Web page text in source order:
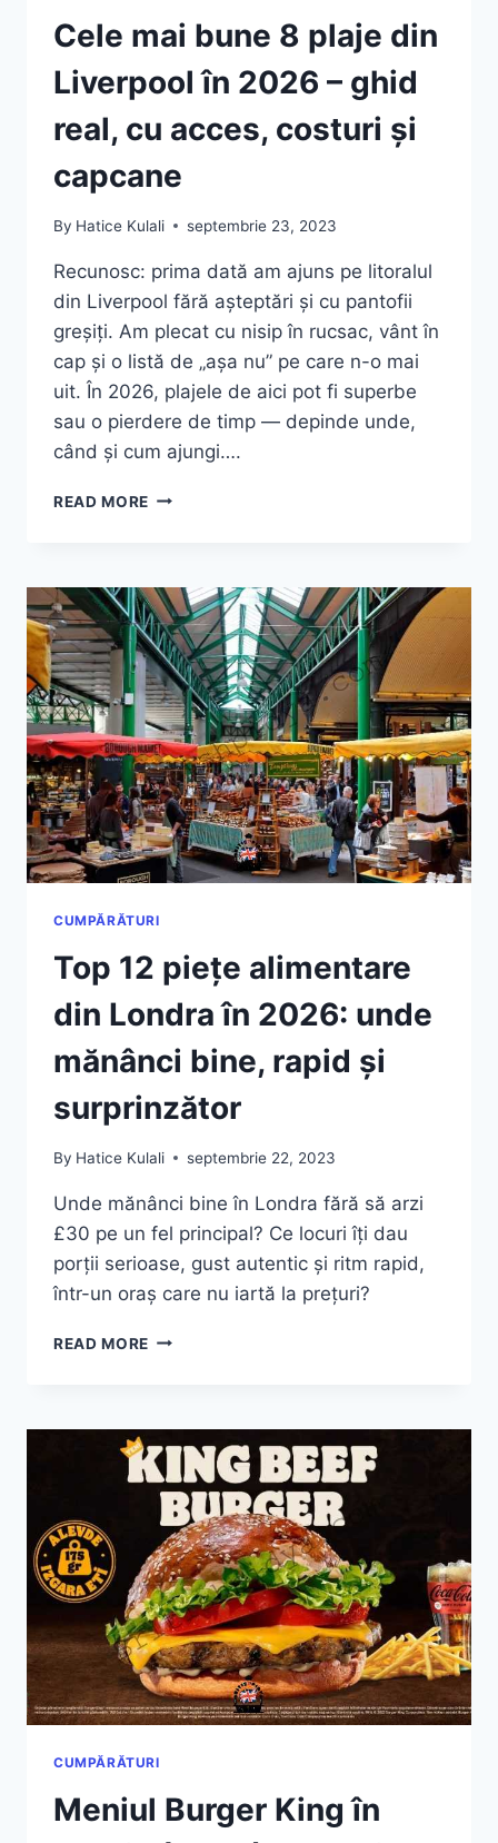
Cele mai bune 8 plaje din
Liverpool în 2026 – ghid
real, cu acces, costuri și
capcane
By Hatice Kulali septembrie 23, 2023
Recunosc: prima dată am ajuns pe litoralul
din Liverpool fără așteptări și cu pantofii
greșiți. Am plecat cu nisip în rucsac, vânt în
cap și o listă de „așa nu” pe care n-o mai
uit. În 2026, plajele de aici pot fi superbe
sau o pierdere de timp — depinde unde,
când și cum ajungi….
READ MORE CELE
PLAJE
DIN
LIVERPOOL
ÎN
2026
–
GHID
REAL,
CU
ACCES,
COSTURI
ȘI
CAPCANE
CUMPĂRĂTURI
Top 12 piețe alimentare
din Londra în 2026: unde
mănânci bine, rapid și
surprinzător
By Hatice Kulali septembrie 22, 2023
Unde mănânci bine în Londra fără să arzi
£30 pe un fel principal? Ce locuri îți dau
porții serioase, gust autentic și ritm rapid,
într-un oraș care nu iartă la prețuri?
READ MORE TOP
DIN
LONDRA
ÎN
2026:
UNDE
MĂNÂNCI
BINE,
RAPID
ȘI
SURPRINZĂTOR
CUMPĂRĂTURI
Meniul Burger King în